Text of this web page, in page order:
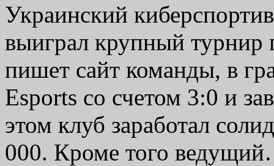
Украинский
выиграл крупный
пишет сайт команды, в
Esports со счетом 3:0 и
этом клуб заработал
000. Кроме того